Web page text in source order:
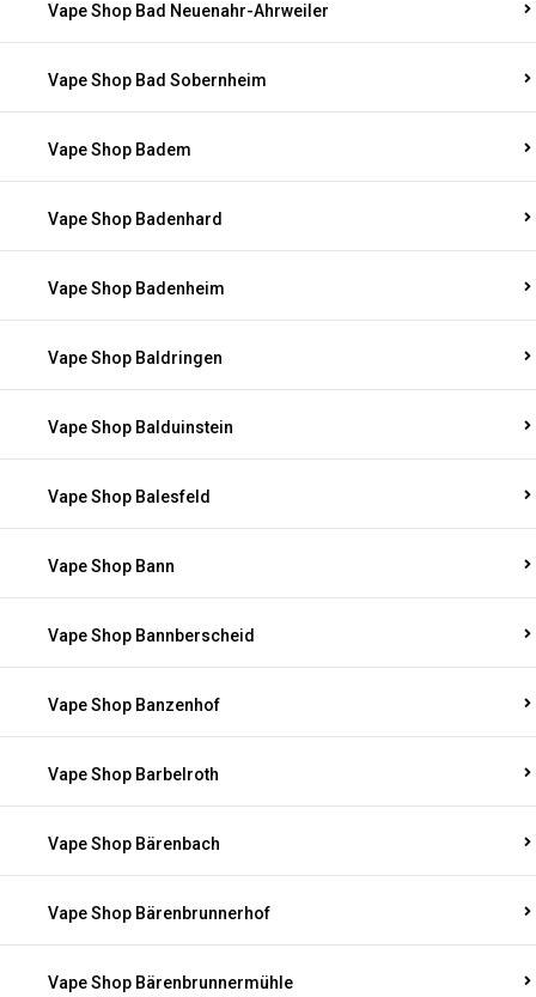
Vape Shop Bad Neuenahr-Ahrweiler
Vape Shop Bad Sobernheim
Vape Shop Badem
Vape Shop Badenhard
Vape Shop Badenheim
Vape Shop Baldringen
Vape Shop Balduinstein
Vape Shop Balesfeld
Vape Shop Bann
Vape Shop Bannberscheid
Vape Shop Banzenhof
Vape Shop Barbelroth
Vape Shop Bärenbach
Vape Shop Bärenbrunnerhof
Vape Shop Bärenbrunnermühle